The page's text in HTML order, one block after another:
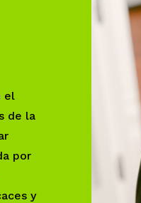
el
de la
por
y